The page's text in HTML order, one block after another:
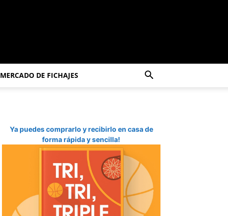
MERCADO DE FICHAJES
Ya puedes comprarlo y recibirlo en casa de
forma rápida y sencilla!